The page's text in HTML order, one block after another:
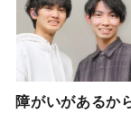
障がいがあるか